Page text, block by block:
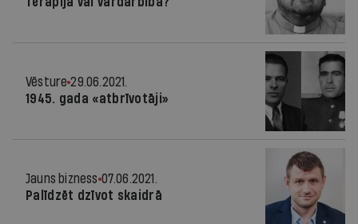
Vēsture 29.06.2021.
1945. gada «atbrīvotāji»
Jauns bizness 07.06.2021.
Palīdzēt dzīvot skaidrā